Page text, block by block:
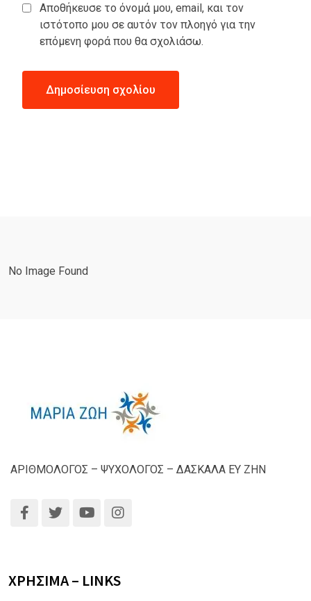
Αποθήκευσε το όνομά μου, email, και τον
ιστότοπο μου σε αυτόν τον πλοηγό για την
επόμενη φορά που θα σχολιάσω.
No Image Found
ΑΡΙΘΜΟΛΟΓΟΣ – ΨΥΧΟΛΟΓΟΣ – ΔΑΣΚΑΛΑ ΕΥ ΖΗΝ
ΧΡΗΣΙΜΑ – LINKS